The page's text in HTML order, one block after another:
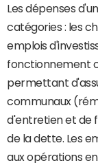
Les dépenses
catégories : les
emplois
fonctionnement
permettant
communaux
d'entretien et de
de la dette. Les
aux opérations